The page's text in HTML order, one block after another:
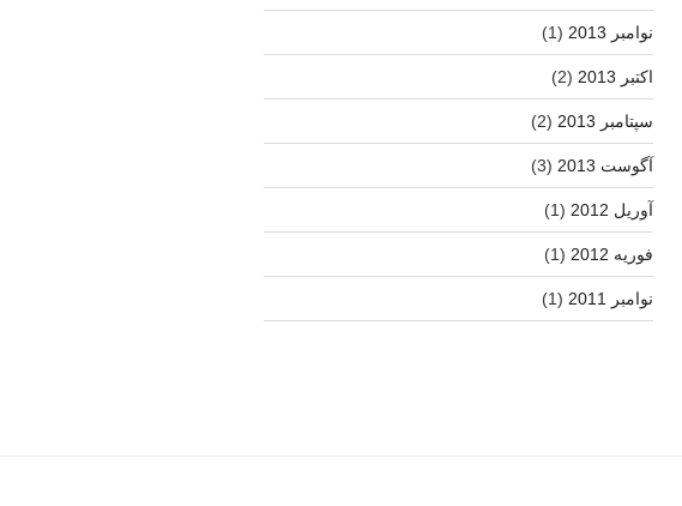
نوامبر 2013 (1)
اکتبر 2013 (2)
سپتامبر 2013 (2)
آگوست 2013 (3)
آوریل 2012 (1)
فوریه 2012 (1)
نوامبر 2011 (1)